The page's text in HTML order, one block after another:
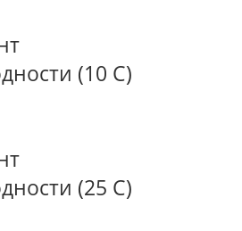
(10 С)
(25 С)